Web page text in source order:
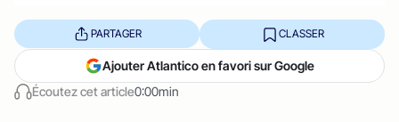
Écoutez cet article0:00min
PARTAGER CLASSER
Ajouter Atlantico en favori sur Google